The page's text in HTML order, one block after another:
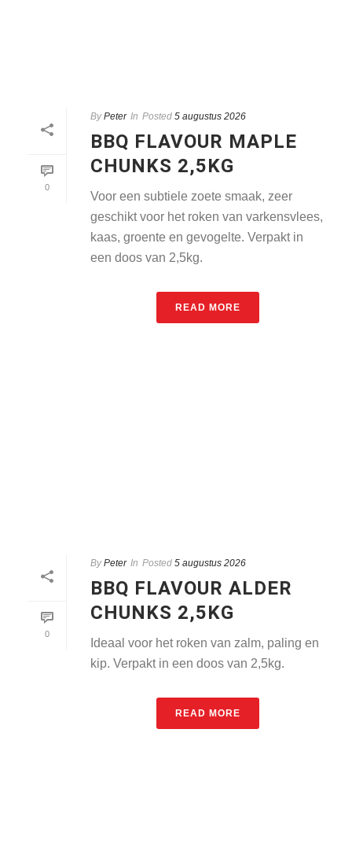
0
By Peter In Posted 5 augustus 2026
BBQ FLAVOUR MAPLE
CHUNKS 2,5KG
Voor een subtiele zoete smaak, zeer
geschikt voor het roken van varkensvlees,
kaas, groente en gevogelte. Verpakt in
een doos van 2,5kg.
READ MORE
0
By Peter In Posted 5 augustus 2026
BBQ FLAVOUR ALDER
CHUNKS 2,5KG
Ideaal voor het roken van zalm, paling en
kip. Verpakt in een doos van 2,5kg.
READ MORE